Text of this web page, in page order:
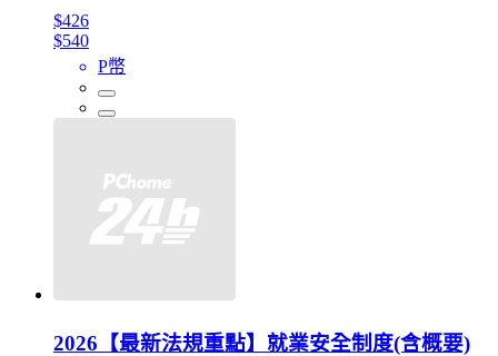
$426
$540
P幣
2026【最新法規重點】就業安全制度(含概要)